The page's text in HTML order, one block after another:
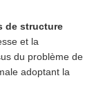
de structure
et la
du problème de
adoptant la